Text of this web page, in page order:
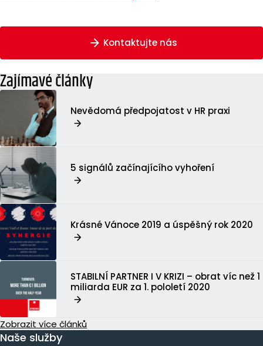
Kontaktujte nás
Zajímavé články
Nevědomá předpojatost v HR praxi
5 signálů začínajícího vyhoření
Krásné Vánoce 2019 a úspěšný rok 2020
STABILNÍ PARTNER I V KRIZI – obrat víc než 1
miliarda EUR za 1. pololetí 2020
Zobrazit více článků
Naše služby